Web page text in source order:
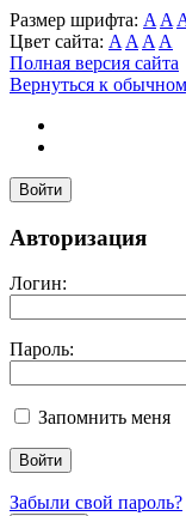
Размер шрифта: A A
Цвет сайта: A A A A
Полная версия сайта
Вернуться к
Войти
Авторизация
Логин:
Пароль:
Запомнить меня
Забыли свой пароль?